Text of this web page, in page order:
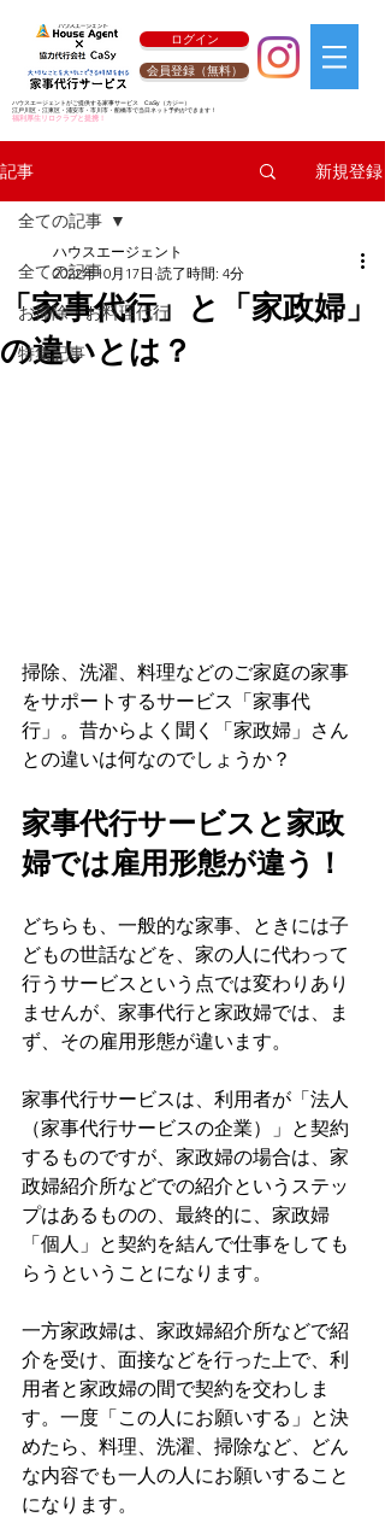
ログイン
会員登録（無料）
ハウスエージェントがご提供する家事サービス CaSy （カジー）
江戸川区・江東区・浦安市・市川市・船橋市で当日ネット予約ができます！
福利厚生リロクラブと提携！
記事 新規登録
全ての記事
お掃除・お料理代行
特集記事
全ての記事
「家事代行」と「家政婦」
の違いとは？
ハウスエージェント
2022年10月17日 読了時間: 4分
掃除、洗濯、料理などのご家庭の家事
をサポートするサービス「家事代
行」。昔からよく聞く「家政婦」さん
との違いは何なのでしょうか？
家事代行サービスと家政
婦では雇用形態が違う！
どちらも、一般的な家事、ときには子
どもの世話などを、家の人に代わって
行うサービスという点では変わりあり
ませんが、家事代行と家政婦では、ま
ず、その雇用形態が違います。
家事代行サービスは、利用者が「法人
（家事代行サービスの企業）」と契約
するものですが、家政婦の場合は、家
政婦紹介所などでの紹介というステッ
プはあるものの、最終的に、家政婦
「個人」と契約を結んで仕事をしても
らうということになります。
一方家政婦は、家政婦紹介所などで紹
介を受け、面接などを行った上で、利
用者と家政婦の間で契約を交わしま
す。一度「この人にお願いする」と決
めたら、料理、洗濯、掃除など、どん
な内容でも一人の人にお願いすること
になります。